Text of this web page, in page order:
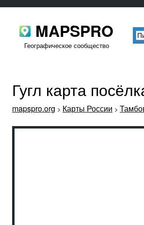
MAPSPRO
Географическое сообщество
Гугл карта
mapspro.org > Карты России >